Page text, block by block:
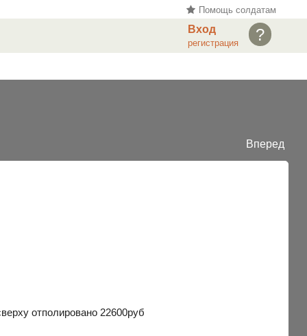
Помощь солдатам
?
Вход
регистрация
Вперед
отполировано 22600руб